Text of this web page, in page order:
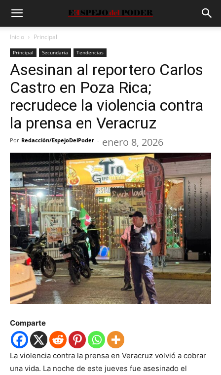
Inicio Principal
Principal Secundaria Tendencias
Asesinan al reportero Carlos
Castro en Poza Rica;
recrudece la violencia contra
la prensa en Veracruz
Por Redacción/EspejoDelPoder - enero 8, 2026
Comparte
La violencia contra la prensa en Veracruz volvió a cobrar
una vida. La noche de este jueves fue asesinado el